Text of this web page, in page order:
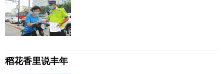
稻花香里说丰年